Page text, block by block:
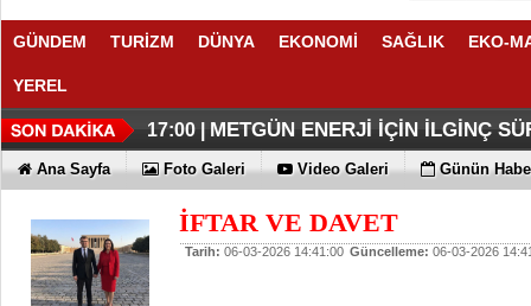
GÜNDEM TURİZM DÜNYA EKONOMİ SAĞLIK EKO-
YEREL
17:11 |O ANLAŞMADA NELER VAR
17:08 |O TAHMİNDE YÜKSELME VAR
17:00 | METGÜN ENERJİ İÇİN İLGİNÇ
12:17 |THY REKOR KIRMAYI SEVİYOR
12:02 |ÖZEL FİYATLARLA GELDİLER
11:56 |İŞTE HONOR MAGIC V6
11:53 |TECNO'DA YENİLİKLER VAR
Ana Sayfa Foto Galeri Video Galeri Günün
İFTAR VE DAVET
Tarih: 06-03-2026 14:41:00 Güncelleme: 06-03-2026